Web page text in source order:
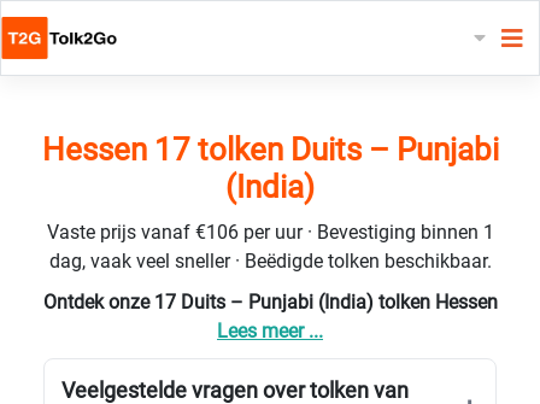
Hessen 17 tolken Duits – Punjabi
(India)
Vaste prijs vanaf €106 per uur · Bevestiging binnen 1
dag, vaak veel sneller · Beëdigde tolken beschikbaar.
Ontdek onze 17 Duits – Punjabi (India) tolken Hessen
Lees meer ...
Veelgestelde vragen over tolken van